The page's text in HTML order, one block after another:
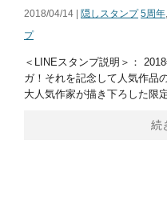
2018/04/14 | 隠しスタンプ 5周年,
プ
＜LINEスタンプ説明＞：
ガ！それを記念して人気作品
大人気作家が描き下ろした限
続